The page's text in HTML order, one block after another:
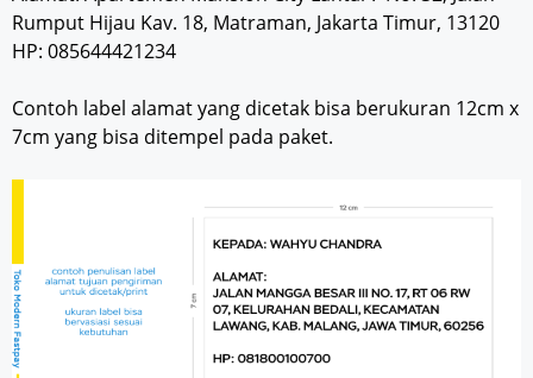
Rumput Hijau Kav. 18, Matraman, Jakarta Timur, 13120
HP: 085644421234
Contoh label alamat yang dicetak bisa berukuran 12cm x
7cm yang bisa ditempel pada paket.